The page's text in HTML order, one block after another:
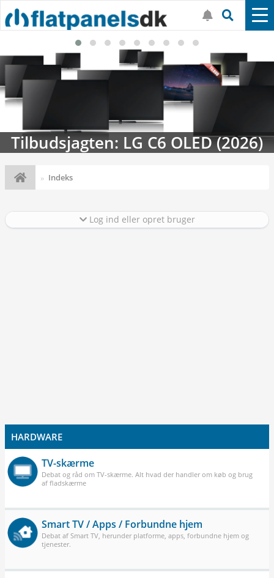
Tilbudsjagten: LG C6 OLED (2026)
Indeks
Log ind eller opret bruger
HARDWARE
TV-skærme
Debat og råd om TV-skærme. Alt hvad der handler om køb og brug
af fladskærme
Smart TV / Apps / Forbundne hjem
Debat af Smart TV, herunder platforme, apps, forbundne hjem og
tjenester.